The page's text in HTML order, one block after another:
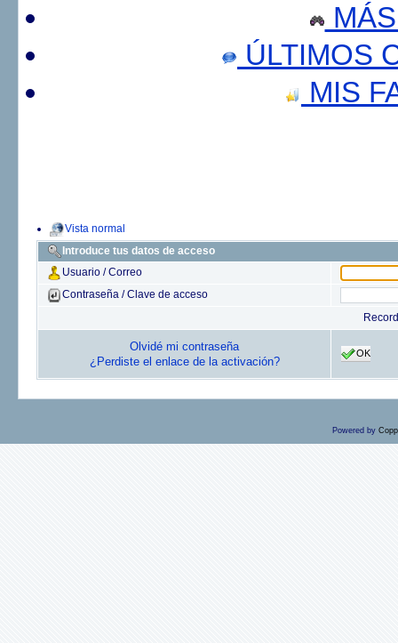
ÚLTIMOS
MIS
Vista normal
Introduce tus datos de acceso
Usuario / Correo
Contraseña / Clave de acceso
Olvidé mi contraseña
¿Perdiste el enlace de la activación?
OK
Powered by